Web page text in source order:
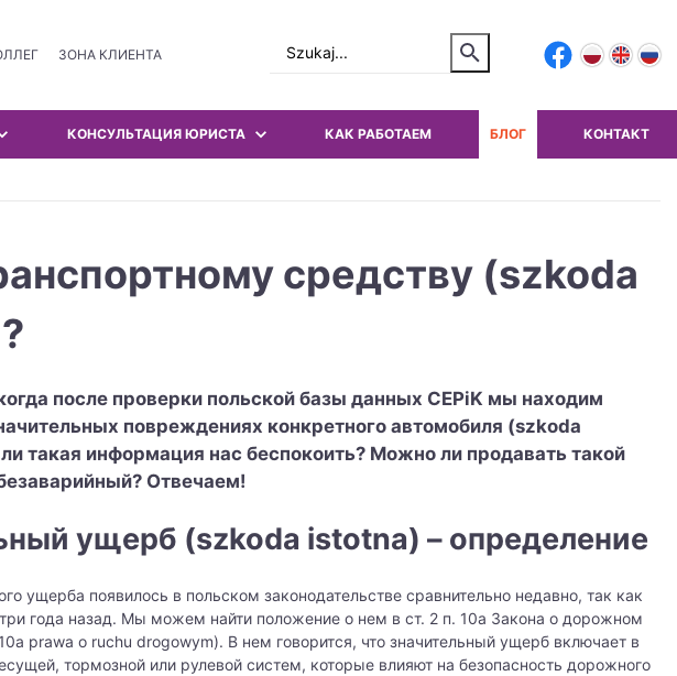
КОНСУЛЬТАЦИЯ ЮРИСТА КАК РАБОТАЕМ БЛОГ КОНТАКТ
ЗОНА КЛИЕНТА
средству (szkoda
после проверки польской базы данных CEPiK мы находим
повреждениях конкретного автомобиля (szkoda
такая информация нас беспокоить? Можно ли продавать такой
Отвечаем!
ущерб (szkoda istotna) – определение
ущерба появилось в польском законодательстве сравнительно недавно, так как
года назад. Мы можем найти положение о нем в ст. 2 п. 10a Закона о дорожном
prawa o ruchu drogowym). В нем говорится, что значительный ущерб включает в
тормозной или рулевой систем, которые влияют на безопасность дорожного